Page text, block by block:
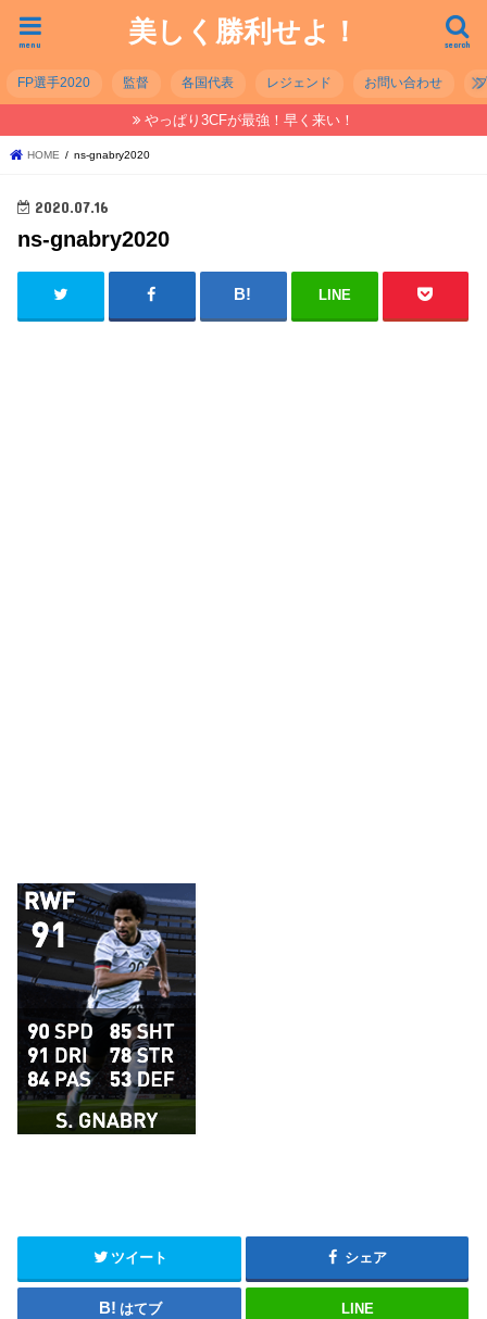
美しく勝利せよ！ search
menu
FP選手2020 監督 各国代表 レジェンド お問い合わせ
やっぱり3CFが最強！早く来い！
HOME ns-gnabry2020
2020.07.16
ns-gnabry2020
LINE
ツイート シェア
はてブ LINE